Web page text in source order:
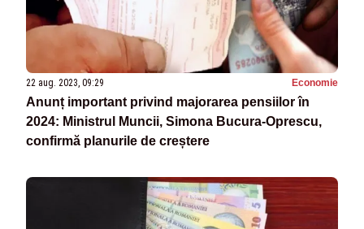
22 aug. 2023, 09:29 Economie
Anunț important privind majorarea pensiilor în
2024: Ministrul Muncii, Simona Bucura-Oprescu,
confirmă planurile de creștere